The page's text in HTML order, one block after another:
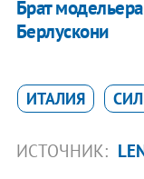
Брат
Берлускони
ИТАЛИЯ
ИСТОЧНИК: